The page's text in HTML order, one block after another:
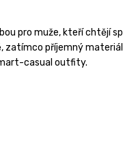
pro muže, kteří chtějí
zatímco příjemný
casual outfity.